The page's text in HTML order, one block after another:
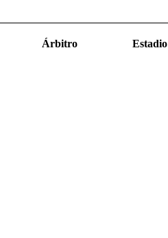
Árbitro Estadio